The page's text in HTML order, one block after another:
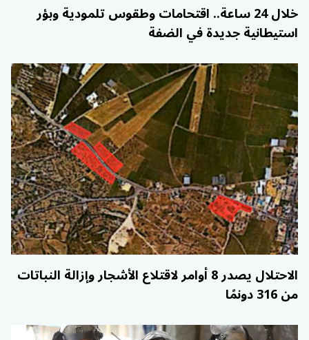
خلال 24 ساعة.. اقتحامات وطقوس تلمودية وبؤر
استيطانية جديدة في الضفة
الاحتلال يصدر 8 أوامر لاقتلاع الأشجار وإزالة النباتات
من 316 دونمًا